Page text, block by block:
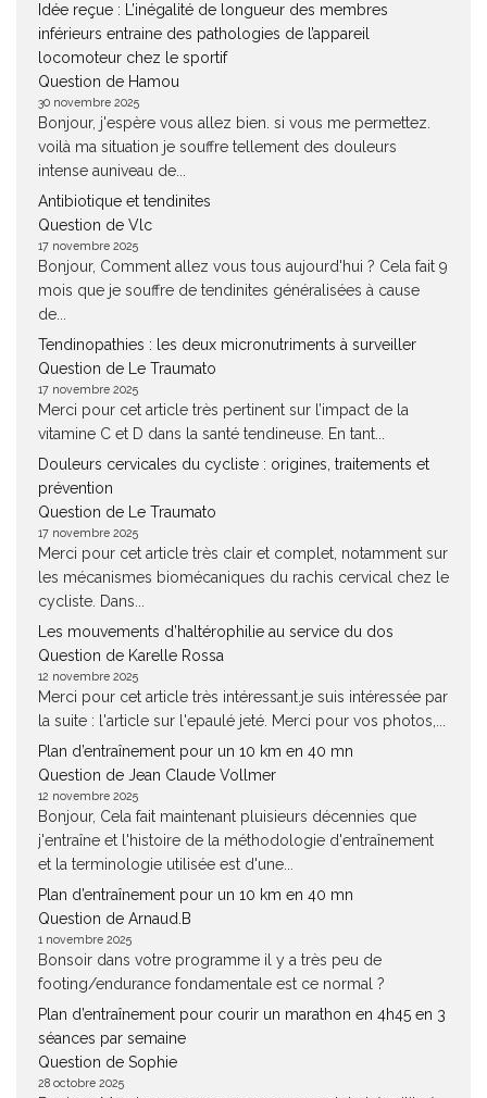
Idée reçue : L’inégalité de longueur des membres
inférieurs entraine des pathologies de l’appareil
locomoteur chez le sportif
Question de Hamou
30 novembre 2025
Bonjour, j'espère vous allez bien. si vous me permettez.
voilà ma situation je souffre tellement des douleurs
intense auniveau de...
Antibiotique et tendinites
Question de Vlc
17 novembre 2025
Bonjour, Comment allez vous tous aujourd'hui ? Cela fait 9
mois que je souffre de tendinites généralisées à cause
de...
Tendinopathies : les deux micronutriments à surveiller
Question de Le Traumato
17 novembre 2025
Merci pour cet article très pertinent sur l’impact de la
vitamine C et D dans la santé tendineuse. En tant...
Douleurs cervicales du cycliste : origines, traitements et
prévention
Question de Le Traumato
17 novembre 2025
Merci pour cet article très clair et complet, notamment sur
les mécanismes biomécaniques du rachis cervical chez le
cycliste. Dans...
Les mouvements d’haltérophilie au service du dos
Question de Karelle Rossa
12 novembre 2025
Merci pour cet article très intéressant.je suis intéressée par
la suite : l'article sur l'epaulé jeté. Merci pour vos photos,...
Plan d’entraînement pour un 10 km en 40 mn
Question de Jean Claude Vollmer
12 novembre 2025
Bonjour, Cela fait maintenant pluisieurs décennies que
j'entraîne et l'histoire de la méthodologie d'entraînement
et la terminologie utilisée est d'une...
Plan d’entraînement pour un 10 km en 40 mn
Question de Arnaud.B
1 novembre 2025
Bonsoir dans votre programme il y a très peu de
footing/endurance fondamentale est ce normal ?
Plan d’entraînement pour courir un marathon en 4h45 en 3
séances par semaine
Question de Sophie
28 octobre 2025